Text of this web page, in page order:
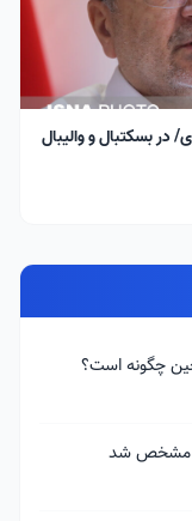
۱۲ هزار نفری آزادی/ در بسکتبال و والیبال
چگونه است؟
مشخص شد